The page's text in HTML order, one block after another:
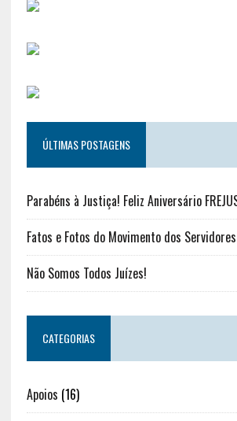
ÚLTIMAS POSTAGENS
Parabéns à Justiça! Feliz Aniversário
Fatos e Fotos do Movimento dos
Não Somos Todos Juízes!
CATEGORIAS
Apoios (16)